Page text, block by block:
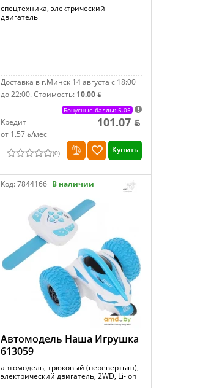
спецтехника, электрический
двигатель
Доставка в г.Минск 14 августа с 18:00
до 22:00.Стоимость: 10.00 ƃ
Бонусные баллы: 5.05
Кредит
от 1.57 ƃ/мec
101.07 ƃ
(0) Купить
Код:7844166 В наличии
Автомодель Наша Игрушка
613059
автомодель, трюковый (перевертыш),
электрический двигатель, 2WD, Li-ion